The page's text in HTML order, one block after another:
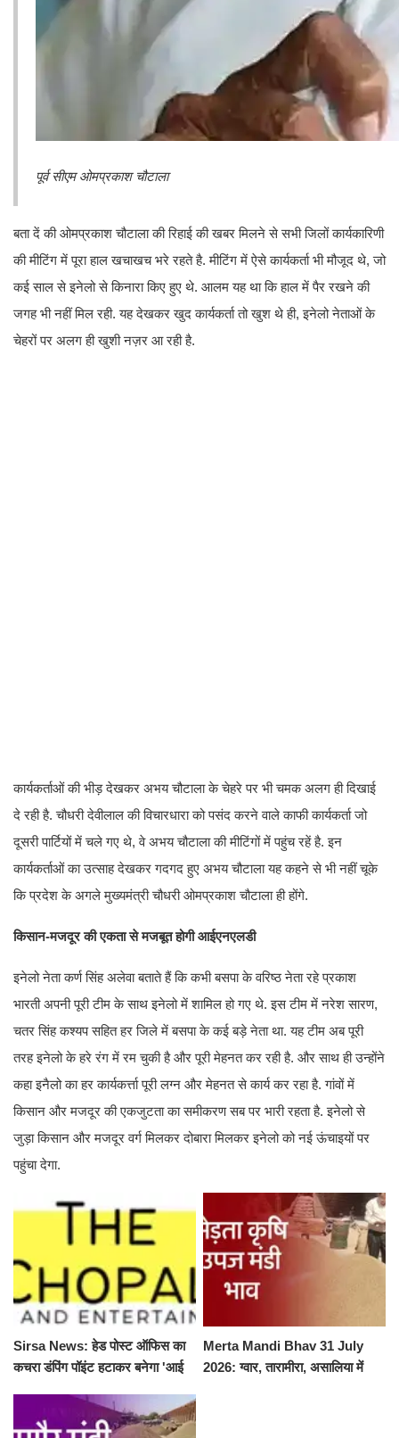
पूर्व सीएम ओमप्रकाश चौटाला
बता दें की ओमप्रकाश चौटाला की रिहाई की खबर मिलने से सभी जिलों कार्यकारिणी
की मीटिंग में पूरा हाल खचाखच भरे रहते है. मीटिंग में ऐसे कार्यकर्ता भी मौजूद थे, जो
कई साल से इनेलो से किनारा किए हुए थे. आलम यह था कि हाल में पैर रखने की
जगह भी नहीं मिल रही. यह देखकर खुद कार्यकर्ता तो खुश थे ही, इनेलो नेताओं के
चेहरों पर अलग ही खुशी नज़र आ रही है.
कार्यकर्ताओं की भीड़ देखकर अभय चौटाला के चेहरे पर भी चमक अलग ही दिखाई
दे रही है. चौधरी देवीलाल की विचारधारा को पसंद करने वाले काफी कार्यकर्ता जो
दूसरी पार्टियों में चले गए थे, वे अभय चौटाला की मीटिंगों में पहुंच रहें है. इन
कार्यकर्ताओं का उत्साह देखकर गदगद हुए अभय चौटाला यह कहने से भी नहीं चूके
कि प्रदेश के अगले मुख्यमंत्री चौधरी ओमप्रकाश चौटाला ही होंगे.
किसान-मजदूर की एकता से मजबूत होगी आईएनएलडी
इनेलो नेता कर्ण सिंह अलेवा बताते हैं कि कभी बसपा के वरिष्ठ नेता रहे प्रकाश
भारती अपनी पूरी टीम के साथ इनेलो में शामिल हो गए थे. इस टीम में नरेश सारण,
चतर सिंह कश्यप सहित हर जिले में बसपा के कई बड़े नेता था. यह टीम अब पूरी
तरह इनेलो के हरे रंग में रम चुकी है और पूरी मेहनत कर रही है. और साथ ही उन्होंने
कहा इनैलो का हर कार्यकर्त्ता पूरी लग्न और मेहनत से कार्य कर रहा है. गांवों में
किसान और मजदूर की एकजुटता का समीकरण सब पर भारी रहता है. इनेलो से
जुड़ा किसान और मजदूर वर्ग मिलकर दोबारा मिलकर इनेलो को नई ऊंचाइयों पर
पहुंचा देगा.
Sirsa News: हेड पोस्ट ऑफिस का
कचरा डंपिंग पॉइंट हटाकर बनेगा 'आई
Merta Mandi Bhav 31 July
2026: ग्वार, तारामीरा, असालिया में